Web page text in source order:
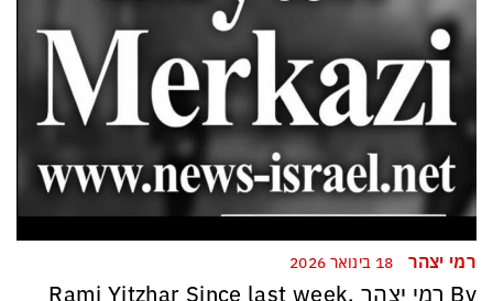
רמי יצהר
By רמי יצהר Rami Yitzhar Since last week,